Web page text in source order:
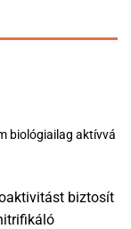
biológiailag aktívvá
biztosít